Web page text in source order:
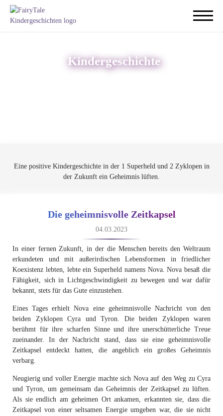
Kindergeschichte
Eine positive Kindergeschichte in der 1 Superheld und 2 Zyklopen in
der Zukunft ein Geheimnis lüften.
Die geheimnisvolle Zeitkapsel
04.03.2023
In einer fernen Zukunft, in der die Menschen bereits den Weltraum
erkundeten und mit außerirdischen Lebensformen in friedlicher
Koexistenz lebten, lebte ein Superheld namens Nova. Nova besaß die
Fähigkeit, sich in Lichtgeschwindigkeit zu bewegen und war dafür
bekannt, stets für das Gute einzustehen.
Eines Tages erhielt Nova eine geheimnisvolle Nachricht von den
beiden Zyklopen Cyra und Tyron. Die beiden Zyklopen waren
berühmt für ihre scharfen Sinne und ihre unerschütterliche Treue
zueinander. In der Nachricht stand, dass sie eine geheimnisvolle
Zeitkapsel entdeckt hatten, die angeblich ein großes Geheimnis
verbarg.
Neugierig und voller Energie machte sich Nova auf den Weg zu Cyra
und Tyron, um gemeinsam das Geheimnis der Zeitkapsel zu lüften.
Als sie endlich am geheimen Ort ankamen, erkannten sie, dass die
Zeitkapsel von einer seltsamen Energie umgeben war, die sie nicht